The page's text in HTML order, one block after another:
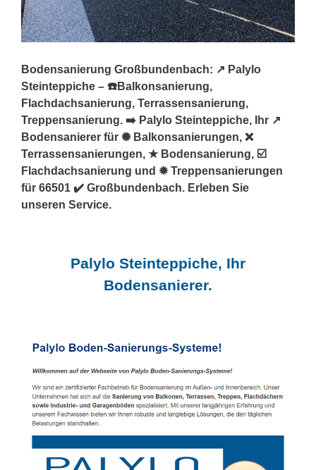
Bodensanierung Großbundenbach: ↗️ Palylo
Steinteppiche – ☎️Balkonsanierung,
Flachdachsanierung, Terrassensanierung,
Treppensanierung. ➡️ Palylo Steinteppiche, Ihr ↗️
Bodensanierer für ✺ Balkonsanierungen, ❌
Terrassensanierungen, ★ Bodensanierung, ☑️
Flachdachsanierung und ✹ Treppensanierungen
für 66501 ✔️ Großbundenbach. Erleben Sie
unseren Service.
Palylo Steinteppiche, Ihr
Bodensanierer.